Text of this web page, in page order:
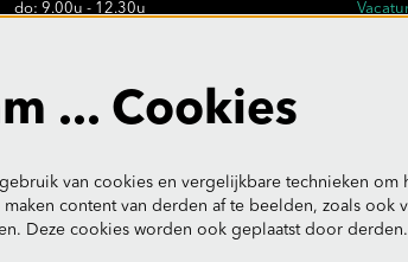
do: 9.00u - 12.30u
Sluitingsdagen:
vr. 19.06 - uitzonderlijk gesloten
... Cookies
van cookies en vergelijkbare technieken
content van derden af te beelden, zoals ook
Deze cookies worden ook geplaatst door derden.